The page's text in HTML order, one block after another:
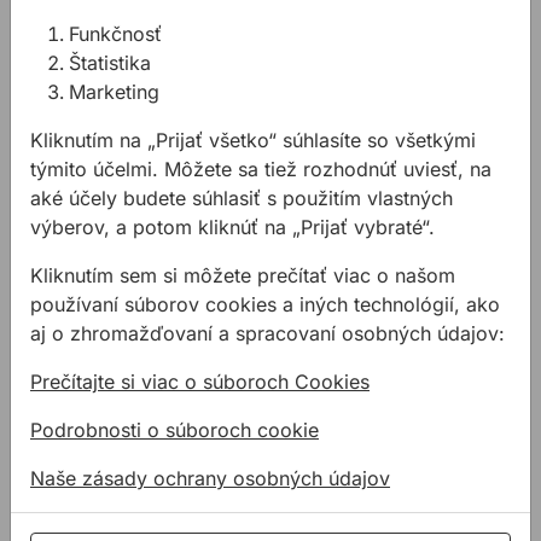
Skrutka ST-S kombinovaná Zn M8x160m
Kód:
TD310816
Skrutka ST-S kombinovaná Zn M10x80m
m
Kód: TD311008
Skrutka ST-S kombinovaná Zn M10x100
mm
Kód: TD311010
0,14 €
mm
Kód: TD311012
Skrutka ST-S kombinovaná Zn M10x140
mm
0,21 €
Skrutka ST-S kombinovaná Zn M10x160
Kód: TD311016
0,24 €
Súvisiace články
Funkčnosť
Štatistika
Marketing
Kliknutím na „Prijať všetko“ súhlasíte so všetkými
týmito účelmi. Môžete sa tiež rozhodnúť uviesť, na
aké účely budete súhlasiť s použitím vlastných
výberov, a potom kliknúť na „Prijať vybraté“.
Kliknutím sem si môžete prečítať viac o našom
používaní súborov cookies a iných technológií, ako
aj o zhromažďovaní a spracovaní osobných údajov:
Prečítajte si viac o súboroch Cookies
Podrobnosti o súboroch cookie
Naše zásady ochrany osobných údajov